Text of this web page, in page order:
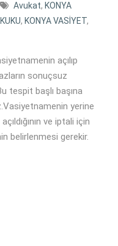
Avukat, KONYA
, KONYA VASİYET,
açılıp
sonuçsuz
tespit başlı başına
yerine
ve iptali için
belirlenmesi gerekir.